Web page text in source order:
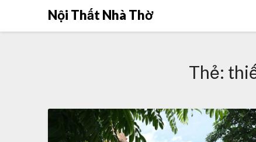
Nội Thất Nhà Thờ
Thẻ: